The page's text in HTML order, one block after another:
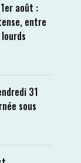
août :
entre
31
sous